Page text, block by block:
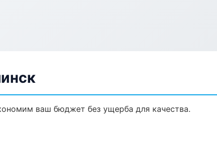
ваш бюджет без ущерба для качества.